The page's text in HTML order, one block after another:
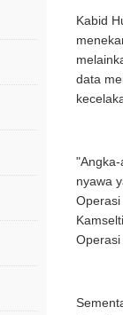
​Kabid
data
nyawa
Operasi